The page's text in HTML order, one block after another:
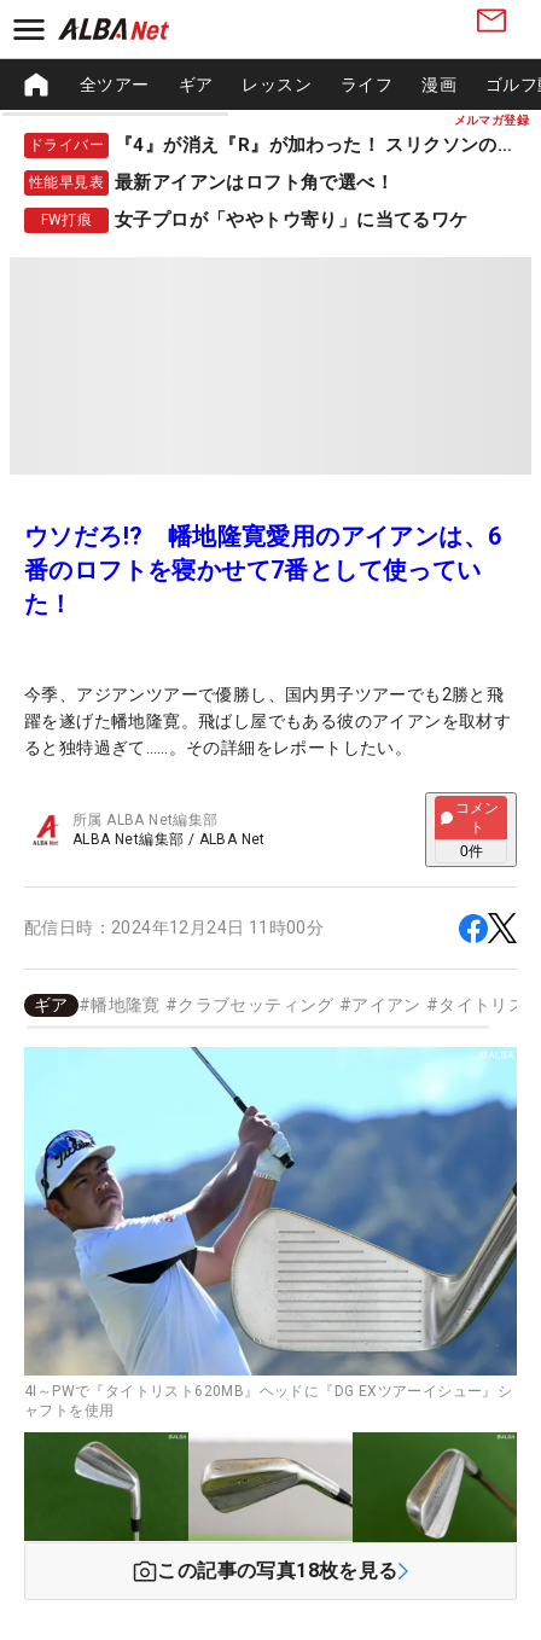
メルマガ登録
全ツアー ギア レッスン ライフ 漫画 ゴル
ドライバー 『4』が消え『R』が加わった！ スリクソンの新作
性能早見表 最新アイアンはロフト角で選べ！
FW打痕 女子プロが「ややトウ寄り」に当てるワケ
ウソだろ!? 幡地隆寛愛用のアイアンは、6
番のロフトを寝かせて7番として使ってい
た！
今季、アジアンツアーで優勝し、国内男子ツアーでも2勝と飛
躍を遂げた幡地隆寛。飛ばし屋でもある彼のアイアンを取材す
ると独特過ぎて……。その詳細をレポートしたい。
所属ALBA Net編集部
ALBA Net編集部 / ALBA Net
コメン
ト
0件
配信日時： 2024年12月24日 11時00分
ギア #幡地隆寛 #クラブセッティング #アイアン #タイトリス
4I～PWで『タイトリスト620MB』ヘッドに『DG EXツアーイシュー』シ
ャフトを使用
この記事の写真18枚を見る